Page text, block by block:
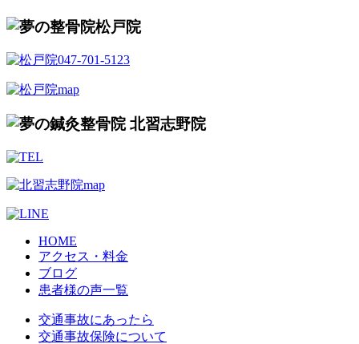
HOME
アクセス・料金
ブログ
患者様の声一覧
交通事故にあったら
交通事故保険について